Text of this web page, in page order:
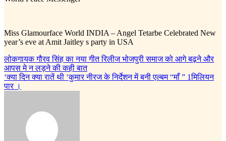
Miss Glamourface World INDIA – Angel Tetarbe Celebrated New
year’s eve at Amit Jaitley s party in USA
Post
navigation
लोकगायक गौरव सिंह का नया गीत रिलीज भोजपुरी समाज को आगे बढ़ने और
आपस मे न लड़ने की कही बात
‘क्या दिन क्या रातें थी ‘कुमार नीरज के निर्देशन में बनी एल्बम “माँ ” 1मिलियन
पार ।